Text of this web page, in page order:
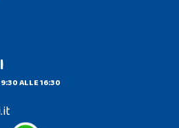
ALLE 16:30